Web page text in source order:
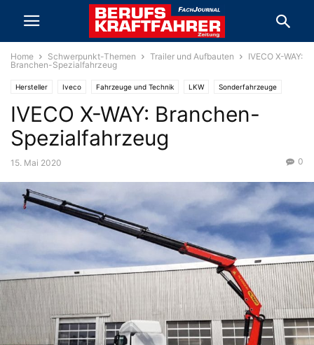
Home Schwerpunkt-Themen Trailer und Aufbauten
IVECO X-WAY:
Branchen-Spezialfahrzeug
Hersteller Iveco Fahrzeuge und Technik LKW Sonderfahrzeuge
Schwerpunkt-Themen Trailer und Aufbauten
IVECO X-WAY: Branchen-
Spezialfahrzeug
15. Mai 2020 0